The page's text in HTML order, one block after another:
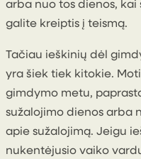
arba nuo tos dienos, kai
galite kreiptis į teismą.
Tačiau ieškinių dėl
yra šiek tiek kitokie.
gimdymo metu,
sužalojimo dienos arba
apie sužalojimą. Jeigu
nukentėjusio vaiko